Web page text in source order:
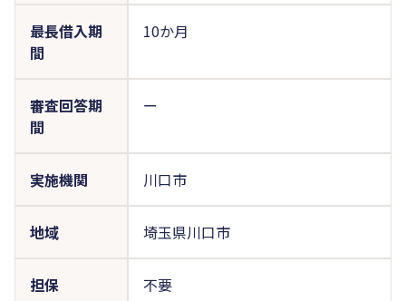
最長借入期
間
10か月
審査回答期
間
ー
実施機関 川口市
地域 埼玉県川口市
担保 不要